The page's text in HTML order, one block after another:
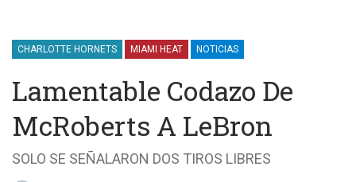
CHARLOTTE HORNETS MIAMI HEAT NOTICIAS
Lamentable Codazo De
McRoberts A LeBron
SOLO SE SEÑALARON DOS TIROS LIBRES